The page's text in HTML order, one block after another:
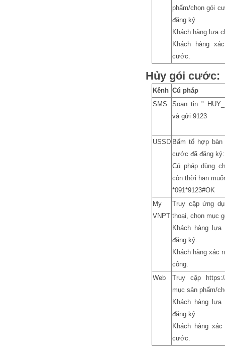
phẩm/chọn gói
đăng ký
Khách hàng lựa
Khách hàng
cước.
Hủy gói cước:
Kênh Cú pháp
SMS
Soạn tin "
và gửi 9123
USSD Bấm tổ hợp
cước đã đăng ký:
Cú pháp dùng
còn thời hạn
*091*9123#OK
My
VNPT
Truy cập ứng
thoại, chọn mục
Khách hàng
đăng ký.
Khách hàng xác
công.
Web
Truy cập
mục sản phẩm/
Khách hàng
đăng ký.
Khách hàng
cước.